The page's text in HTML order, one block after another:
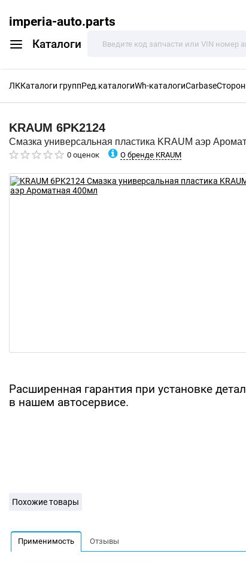
imperia-auto.parts
Каталоги
ЛККаталоги группРед.каталогиWh-каталогиCarbase
KRAUM 6PK2124
Смазка универсальная пластика KRAUM аэр
0 оценок О бренде KRAUM
Расширенная гарантия при установке
в нашем автосервисе.
Похожие товары
Применимость Отзывы